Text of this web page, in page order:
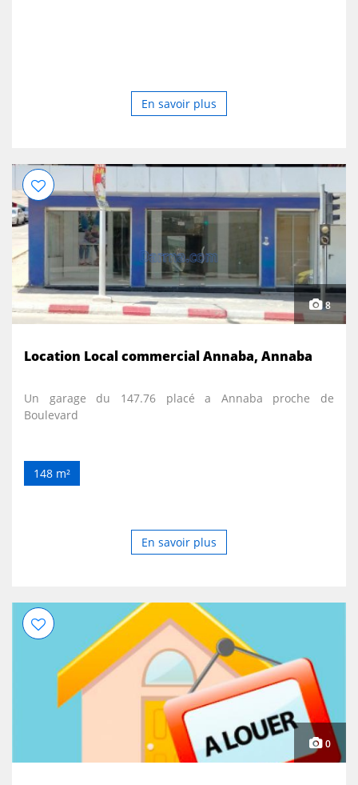
En savoir plus
8
Location Local commercial Annaba, Annaba
Un garage du 147.76 placé a Annaba proche de
Boulevard
148 m²
En savoir plus
0